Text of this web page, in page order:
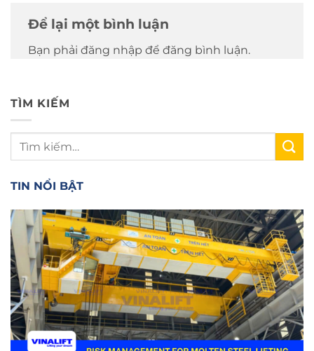
Để lại một bình luận
Bạn phải đăng nhập để đăng bình luận.
TÌM KIẾM
TIN NỔI BẬT